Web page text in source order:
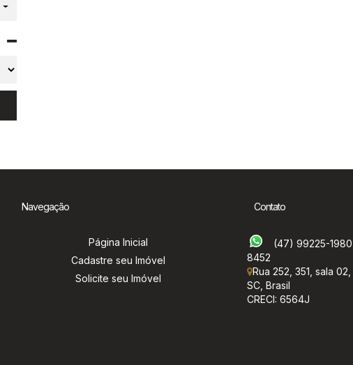
Navegação
Página Inicial
Cadastre seu Imóvel
Solicite seu Imóvel
Contato
(47) 99225-1980
8452
Rua 252 351 sala 02
SC Brasil
CRECI: 6564J